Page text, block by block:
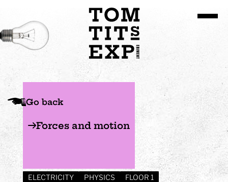
Go back
Forces and motion
ELECTRICITY PHYSICS FLOOR 1